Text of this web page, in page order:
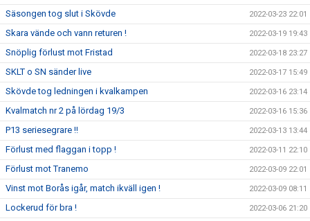
Säsongen tog slut i Skövde 2022-03-23 22:01
Skara vände och vann returen ! 2022-03-19 19:43
Snöplig förlust mot Fristad 2022-03-18 23:27
SKLT o SN sänder live 2022-03-17 15:49
Skövde tog ledningen i kvalkampen 2022-03-16 23:14
Kvalmatch nr 2 på lördag 19/3 2022-03-16 15:36
P13 seriesegrare !! 2022-03-13 13:44
Förlust med flaggan i topp ! 2022-03-11 22:10
Förlust mot Tranemo 2022-03-09 22:01
Vinst mot Borås igår, match ikväll igen ! 2022-03-09 08:11
Lockerud för bra ! 2022-03-06 21:20